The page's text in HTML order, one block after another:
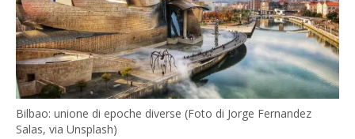
Bilbao: unione di epoche diverse (Foto di Jorge Fernandez
Salas, via Unsplash)